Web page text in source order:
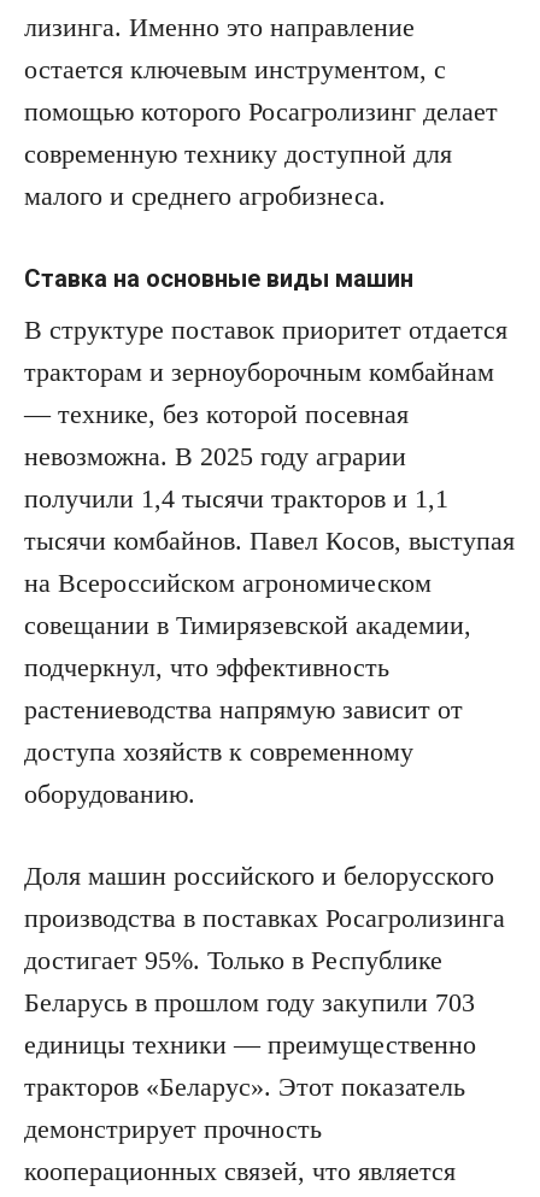
лизинга. Именно это направление
остается ключевым инструментом, с
помощью которого Росагролизинг делает
современную технику доступной для
малого и среднего агробизнеса.
Ставка на основные виды машин
В структуре поставок приоритет отдается
тракторам и зерноуборочным комбайнам
— технике, без которой посевная
невозможна. В 2025 году аграрии
получили 1,4 тысячи тракторов и 1,1
тысячи комбайнов. Павел Косов, выступая
на Всероссийском агрономическом
совещании в Тимирязевской академии,
подчеркнул, что эффективность
растениеводства напрямую зависит от
доступа хозяйств к современному
оборудованию.
Доля машин российского и белорусского
производства в поставках Росагролизинга
достигает 95%. Только в Республике
Беларусь в прошлом году закупили 703
единицы техники — преимущественно
тракторов «Беларус». Этот показатель
демонстрирует прочность
кооперационных связей, что является